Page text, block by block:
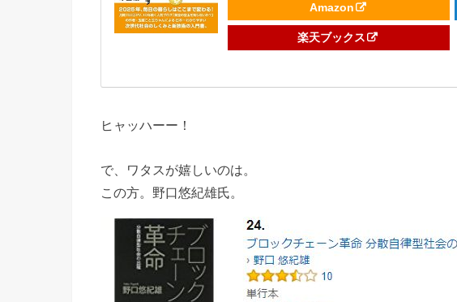
Amazon
楽天ブックス
ヒャッハーー！
で、ワタスが嬉しいのは。
この方。野口悠紀雄氏。